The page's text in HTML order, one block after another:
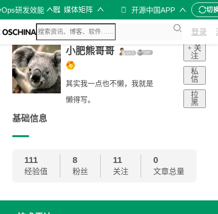
研发效能 媒体矩阵 开源中国APP 切
登录
小肥熊哥哥
其实我一点也不懒，我就是
懒得写。
+ 关
注
私
信
拉
黑
基础信息
111
经验值
8
粉丝
11
关注
0
文章总量